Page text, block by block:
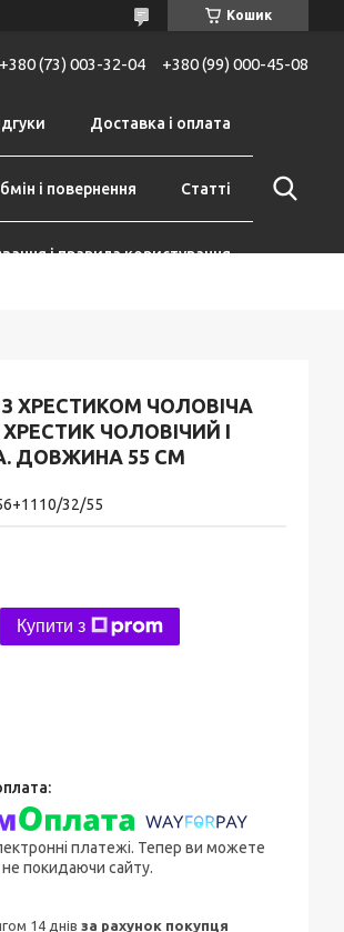
Кошик
+380 (73) 003-32-04 +380 (99) 000-45-08
Доставка і оплата
і повернення Статті
і правила користування
ХРЕСТИКОМ ЧОЛОВІЧА
ЧОЛОВІЧИЙ І
ДОВЖИНА 55 СМ
32/55
Купити з
платежі. Тепер ви можете
покидаючи сайту.
14 днів за рахунок покупця